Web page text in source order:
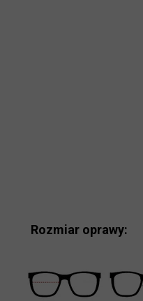
Rozmiar oprawy: